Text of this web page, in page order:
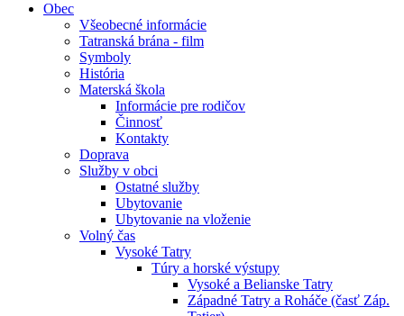
Obec
Všeobecné informácie
Tatranská brána - film
Symboly
História
Materská škola
Informácie pre rodičov
Činnosť
Kontakty
Doprava
Služby v obci
Ostatné služby
Ubytovanie
Ubytovanie na vloženie
Volný čas
Vysoké Tatry
Túry a horské výstupy
Vysoké a Belianske Tatry
Západné Tatry a Roháče (časť Záp.